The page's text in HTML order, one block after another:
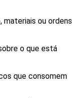
materiais ou ordens
o que está
que consomem